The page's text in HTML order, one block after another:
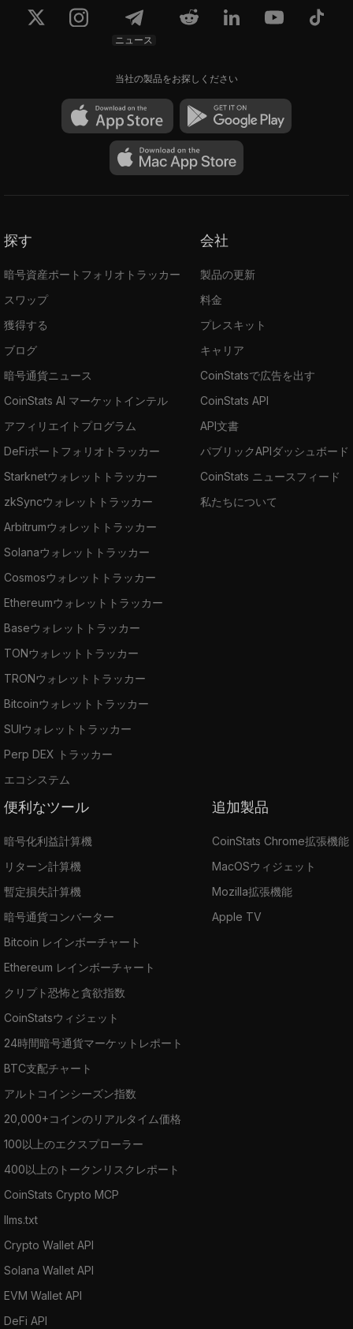
ニュース
当社の製品をお探しください
探す
暗号資産ポートフォリオトラッカー
スワップ
獲得する
ブログ
暗号通貨ニュース
CoinStats AI マーケットインテル
アフィリエイトプログラム
DeFiポートフォリオトラッカー
Starknetウォレットトラッカー
zkSyncウォレットトラッカー
Arbitrumウォレットトラッカー
Solanaウォレットトラッカー
Cosmosウォレットトラッカー
Ethereumウォレットトラッカー
Baseウォレットトラッカー
TONウォレットトラッカー
TRONウォレットトラッカー
Bitcoinウォレットトラッカー
SUIウォレットトラッカー
Perp DEX トラッカー
エコシステム
会社
製品の更新
料金
プレスキット
キャリア
CoinStatsで広告を出す
CoinStats API
API文書
パブリックAPIダッシュボード
CoinStats ニュースフィード
私たちについて
便利なツール
暗号化利益計算機
リターン計算機
暫定損失計算機
暗号通貨コンバーター
Bitcoin レインボーチャート
Ethereum レインボーチャート
クリプト恐怖と貪欲指数
CoinStatsウィジェット
24時間暗号通貨マーケットレポート
BTC支配チャート
アルトコインシーズン指数
20,000+コインのリアルタイム価格
100以上のエクスプローラー
400以上のトークンリスクレポート
CoinStats Crypto MCP
llms.txt
Crypto Wallet API
Solana Wallet API
EVM Wallet API
DeFi API
追加製品
CoinStats Chrome拡張機能
MacOSウィジェット
Mozilla拡張機能
Apple TV